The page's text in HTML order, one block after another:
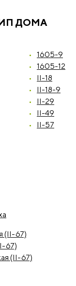
ДОМА
1605-9
1605-12
II-18
II-18-9
II-29
II-49
II-57
(II-67)
67)
(II-67)